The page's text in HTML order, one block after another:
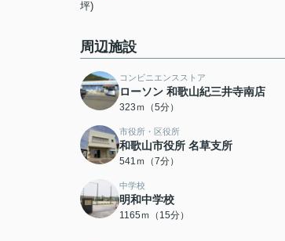
坪)
周辺施設
コンビニエンスストア
ローソン 和歌山紀三井寺南店
323ｍ（5分）
市役所・区役所
和歌山市役所 名草支所
541ｍ（7分）
中学校
明和中学校
1165ｍ（15分）